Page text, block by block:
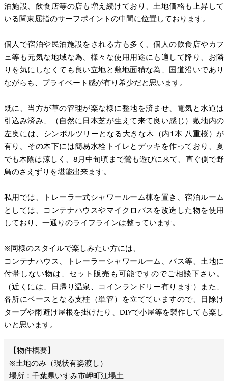
泊施設、飲食店等の店も増え続けており、土地価格も上昇して
いる関東屈指のサーフポイントの中間に位置しております。
個人で宿泊や民泊施設をされる方も多く、個人の飲食店やカフ
ェ等も元気な地域な為、様々な使用用途にも適して降り、お隣
りを気にしなくても良い立地と敷地面積な為、国道沿いであり
ながらも、プライベート感が有り希少だと思います。
既に、当方が草の管理が楽な様に整地を済ませ、電気と水道は
引込み済み、（自然に日本芝が生えて来て良い感じ）敷地内の
左奥には、シンボルツリーとなる大きな木（内1本 八重桜）が
有り。その木下には簡易水栓トイレとデッキを作っており、夏
でも木陰は涼しく、8月中旬頃まで鶯も遊びに来て、直ぐ側で野
鳥のさえずりを堪能出来ます。
私用では、トレーラー式シャワールーム棟を置き、宿泊ルーム
としては、コンテナハウスやマイクロバスを改造した物を使用
しており、一通りのライフラインは整っています。
※同様のスタイルで楽しみたい方には、
コンテナハウス、トレーラーシャワールーム、バス等、土地に
付帯しない物は、セット販売も可能ですのでご相談下さい。
（近くには、日帰り温泉、コインランドリー有ります）また、
各所にベースとなる支柱（単管）を立てていますので、日除け
タープや雨避け屋根を掛けたり、DIYで小屋等を製作しても楽し
いと思います。
※土地のみ（現状有姿渡し）
場所：千葉県いすみ市岬町江場土